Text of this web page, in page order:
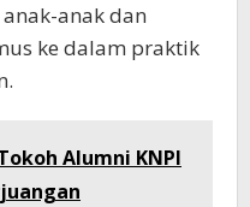
anak dan
ke dalam praktik
Alumni KNPI